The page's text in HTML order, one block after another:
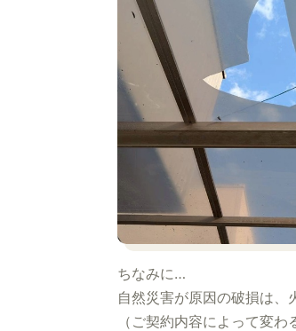
ちなみに…
自然災害が原因の破損は、
（ご契約内容によって変